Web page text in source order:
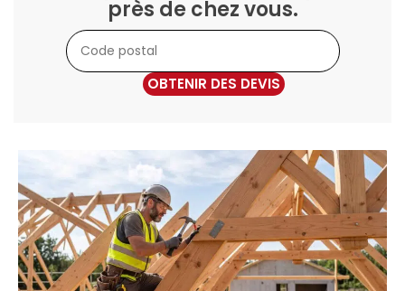
près de chez vous.
OBTENIR DES DEVIS